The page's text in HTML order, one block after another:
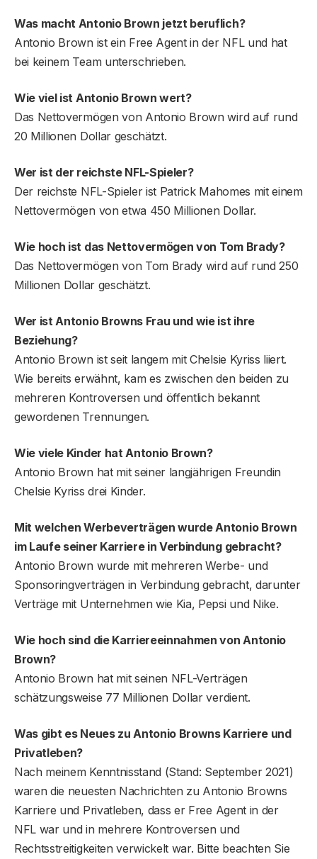
Was macht Antonio Brown jetzt beruflich?
Antonio Brown ist ein Free Agent in der NFL und hat
bei keinem Team unterschrieben.
Wie viel ist Antonio Brown wert?
Das Nettovermögen von Antonio Brown wird auf rund
20 Millionen Dollar geschätzt.
Wer ist der reichste NFL-Spieler?
Der reichste NFL-Spieler ist Patrick Mahomes mit einem
Nettovermögen von etwa 450 Millionen Dollar.
Wie hoch ist das Nettovermögen von Tom Brady?
Das Nettovermögen von Tom Brady wird auf rund 250
Millionen Dollar geschätzt.
Wer ist Antonio Browns Frau und wie ist ihre
Beziehung?
Antonio Brown ist seit langem mit Chelsie Kyriss liiert.
Wie bereits erwähnt, kam es zwischen den beiden zu
mehreren Kontroversen und öffentlich bekannt
gewordenen Trennungen.
Wie viele Kinder hat Antonio Brown?
Antonio Brown hat mit seiner langjährigen Freundin
Chelsie Kyriss drei Kinder.
Mit welchen Werbeverträgen wurde Antonio Brown
im Laufe seiner Karriere in Verbindung gebracht?
Antonio Brown wurde mit mehreren Werbe- und
Sponsoringverträgen in Verbindung gebracht, darunter
Verträge mit Unternehmen wie Kia, Pepsi und Nike.
Wie hoch sind die Karriereeinnahmen von Antonio
Brown?
Antonio Brown hat mit seinen NFL-Verträgen
schätzungsweise 77 Millionen Dollar verdient.
Was gibt es Neues zu Antonio Browns Karriere und
Privatleben?
Nach meinem Kenntnisstand (Stand: September 2021)
waren die neuesten Nachrichten zu Antonio Browns
Karriere und Privatleben, dass er Free Agent in der
NFL war und in mehrere Kontroversen und
Rechtsstreitigkeiten verwickelt war. Bitte beachten Sie